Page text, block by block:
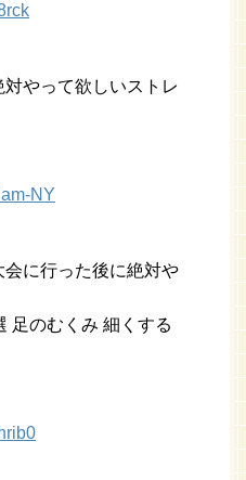
やって欲しいストレ
NY
に行った後に絶対や
足のむくみ 細くする